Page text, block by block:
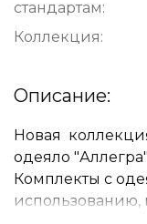
стандартам:
Коллекция:
Описание:
Новая
одеяло
Комплекты с
использованию,